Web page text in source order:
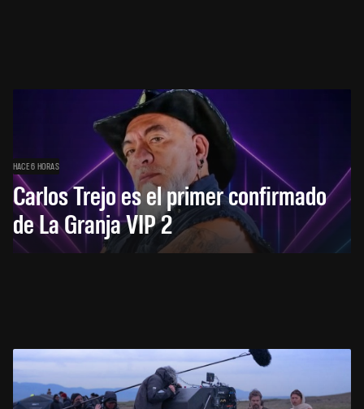
HACE 6 HORAS
Carlos Trejo es el primer confirmado
de La Granja VIP 2